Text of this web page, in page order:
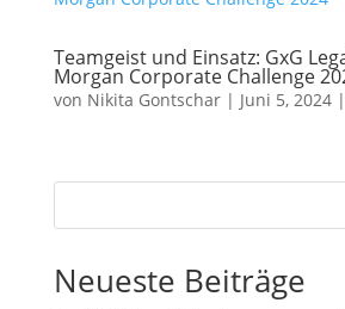
Teamgeist und Einsatz: GxG
Morgan Corporate Challenge
von Nikita Gontschar| Juni 5, 2024|
Neueste Beiträge